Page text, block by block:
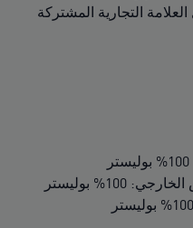
التجارية المشتركة
100% بوليستر